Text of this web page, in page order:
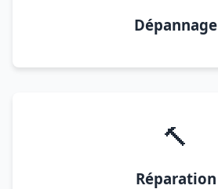
Dépannage
🔨
Réparation